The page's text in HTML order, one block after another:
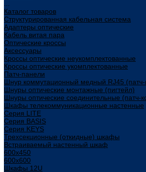
Каталог товаров
Структурированная кабельная система
Адаптеры оптические
Кабель витая пара
Оптические кроссы
Аксессуары
Кроссы оптические неукомплектованные
Кроссы оптические укомплектованные
Патч-панели
Шнур коммутационный медный RJ45 (патч-
Шнуры оптические монтажные (пигтейл)
Шнуры оптические соединительные (патч-
Шкафы телекоммуникационные настенные
Cерия LITE
Cерия BASIS
Cерия KEYS
Трехсекционные (откидные) шкафы
Встраиваемый настенный шкаф
600x450
600x600
Шкафы 12U